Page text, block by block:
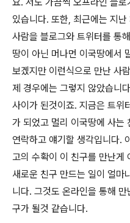
있습니다. 또한, 최근에는 지
사람을 블로그와 트위터를 통
땅이 아닌 머나먼 이국땅에서
보겠지만 이런식으로 만난 사
제 경우에는 그렇지 않았습니
사이가 된것이죠. 지금은 트위
가 되었고 멀리 이국땅에 사는
연락하고 얘기할 생각입니다.
고의 수확이 이 친구를 만난게
새로운 친구 만드는 일이 얼마
니다. 그것도 온라인을 통해
구가 될것 같습니다.